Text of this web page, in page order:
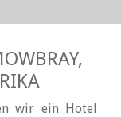
wir ein Hotel